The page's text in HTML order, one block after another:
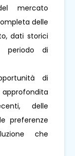
mercato
delle
dati storici
periodo di
di
delle
preferenze
che